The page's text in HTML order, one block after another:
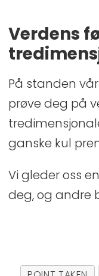
Verdens
På standen vår
prøve deg på
ganske kul
Vi gleder oss
deg, og andre